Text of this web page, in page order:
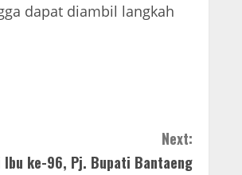
dapat diambil langkah
Next:
ke-96, Pj. Bupati Bantaeng